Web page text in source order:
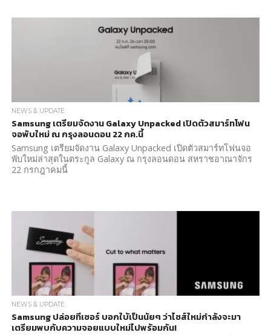
NEWS & UPDATE
Samsung เตรียมจัดงาน Galaxy Unpacked เปิดตัวสมาร์ทโฟน
จอพับใหม่ ณ กรุงลอนดอน 22 กค.นี้
Samsung เตรียมจัดงาน Galaxy Unpacked เปิดตัวสมาร์ทโฟนจอ
พับใหม่ล่าสุดในตระกูล Galaxy ณ กรุงลอนดอน สหราชอาณาจักร
22 กรกฎาคมนี้
NEWS & UPDATE
Samsung ปล่อยทีเซอร์ บอกใบ้เป็นนัยๆ ว่าไซส์ใหม่กำลังจะมา
เตรียมพบกับความจอยแบบใหม่ไปพร้อมกัน!